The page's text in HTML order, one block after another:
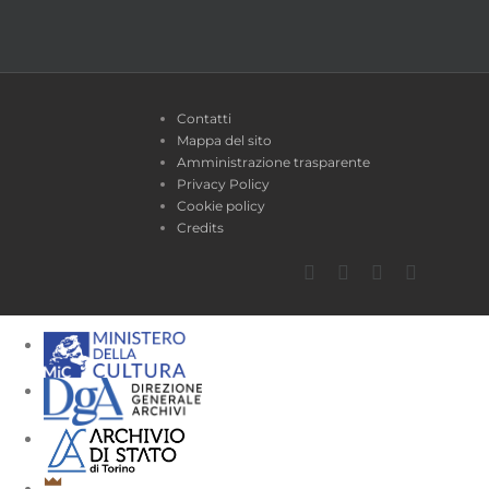
Contatti
Mappa del sito
Amministrazione trasparente
Privacy Policy
Cookie policy
Credits
Facebook
TwitterYouTube